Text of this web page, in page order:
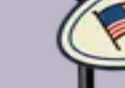
日做好准备，从登记到找到您